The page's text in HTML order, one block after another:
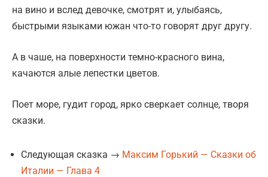
на вино и вслед девочке, смотрят и, улыбаясь,
быстрыми языками южан что-то говорят друг другу.
А в чаше, на поверхности темно-красного вина,
качаются алые лепестки цветов.
Поет море, гудит город, ярко сверкает солнце, творя
сказки.
Следующая сказка → Максим Горький — Сказки об
Италии — Глава 4